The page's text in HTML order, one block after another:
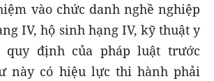
vào chức danh nghề nghiệp
IV, hộ sinh hạng IV, kỹ thuật y
quy định của pháp luật trước
này có hiệu lực thi hành phải